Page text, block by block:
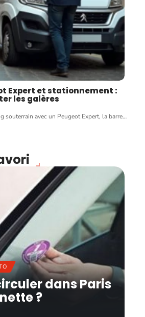
Expert et stationnement :
les galères
souterrain avec un Peugeot Expert, la barre…
dans Paris
?